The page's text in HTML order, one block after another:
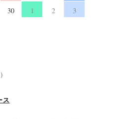
30 1 2 3
ス